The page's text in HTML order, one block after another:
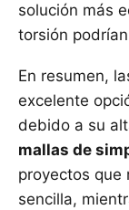
solución más
torsión
En resumen,
excelente
debido a su
mallas de
proyectos que
sencilla,